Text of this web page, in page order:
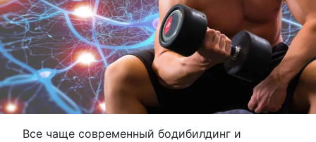
Все чаще современный бодибилдинг и